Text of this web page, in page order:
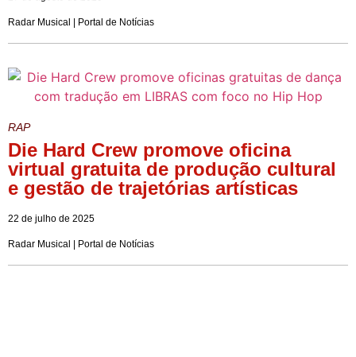
Radar Musical | Portal de Notícias
RAP
Die Hard Crew promove oficina
virtual gratuita de produção cultural
e gestão de trajetórias artísticas
22 de julho de 2025
Radar Musical | Portal de Notícias